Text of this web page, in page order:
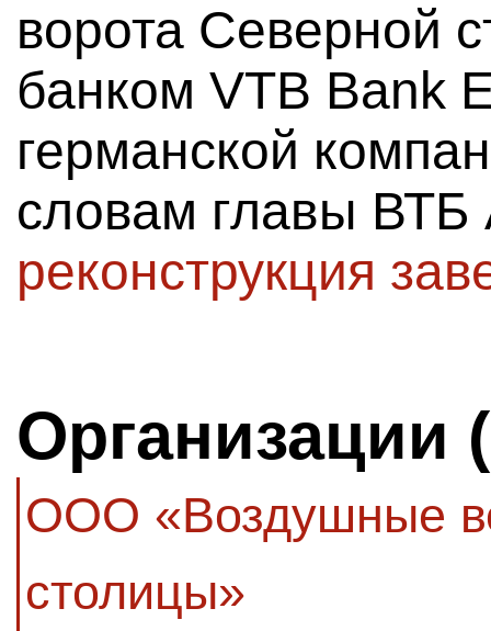
ворота Северной
банком VTB Bank
германской
словам главы ВТБ
реконструкция
Организации
ООО «Воздушные
столицы»